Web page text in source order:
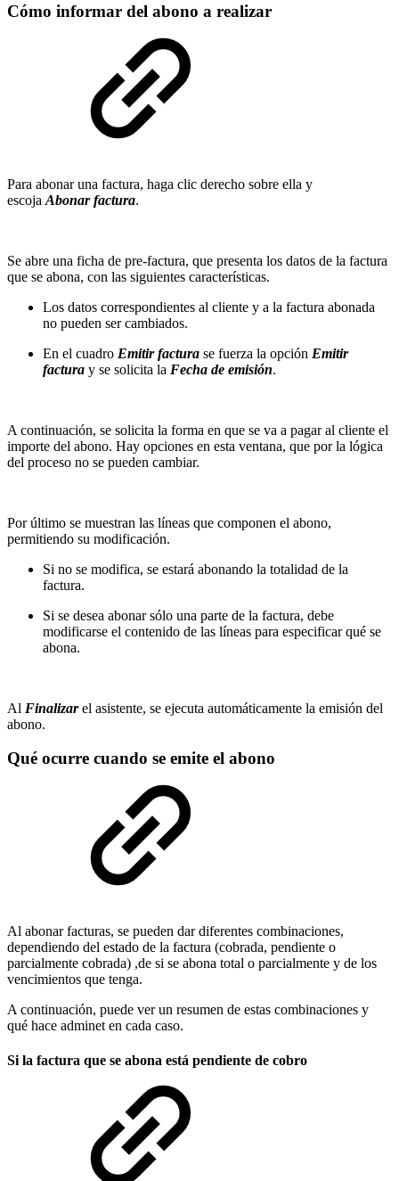
Cómo informar del abono a realizar
Para abonar una factura, haga clic derecho sobre ella y
escoja Abonar factura.
Se abre una ficha de pre-factura, que presenta los datos de la factura
que se abona, con las siguientes características.
Los datos correspondientes al cliente y a la factura abonada
no pueden ser cambiados.
En el cuadro Emitir factura se fuerza la opción Emitir
factura y se solicita la Fecha de emisión.
A continuación, se solicita la forma en que se va a pagar al cliente el
importe del abono. Hay opciones en esta ventana, que por la lógica
del proceso no se pueden cambiar.
Por último se muestran las líneas que componen el abono,
permitiendo su modificación.
Si no se modifica, se estará abonando la totalidad de la
factura.
Si se desea abonar sólo una parte de la factura, debe
modificarse el contenido de las líneas para especificar qué se
abona.
Al Finalizarel asistente, se ejecuta automáticamente la emisión del
abono.
Qué ocurre cuando se emite el abono
Al abonar facturas, se pueden dar diferentes combinaciones,
dependiendo del estado de la factura (cobrada, pendiente o
parcialmente cobrada) ,de si se abona total o parcialmente y de los
vencimientos que tenga.
A continuación, puede ver un resumen de estas combinaciones y
qué hace adminet en cada caso.
Si la factura que se abona está pendiente de cobro